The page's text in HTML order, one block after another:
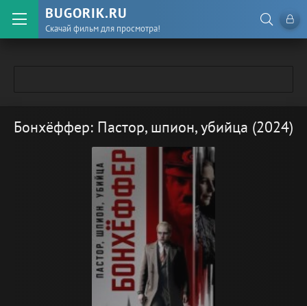
BUGORIK.RU
Скачай фильм для просмотра!
Бонхёффер: Пастор, шпион, убийца (2024)